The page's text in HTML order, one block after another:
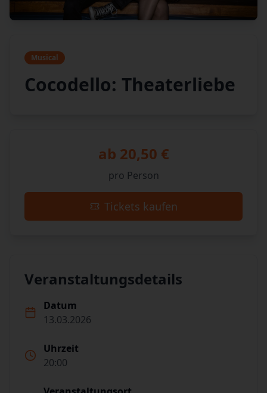
Musical
Cocodello: Theaterliebe
ab 20,50 €
pro Person
Tickets kaufen
Veranstaltungsdetails
Datum
13.03.2026
Uhrzeit
20:00